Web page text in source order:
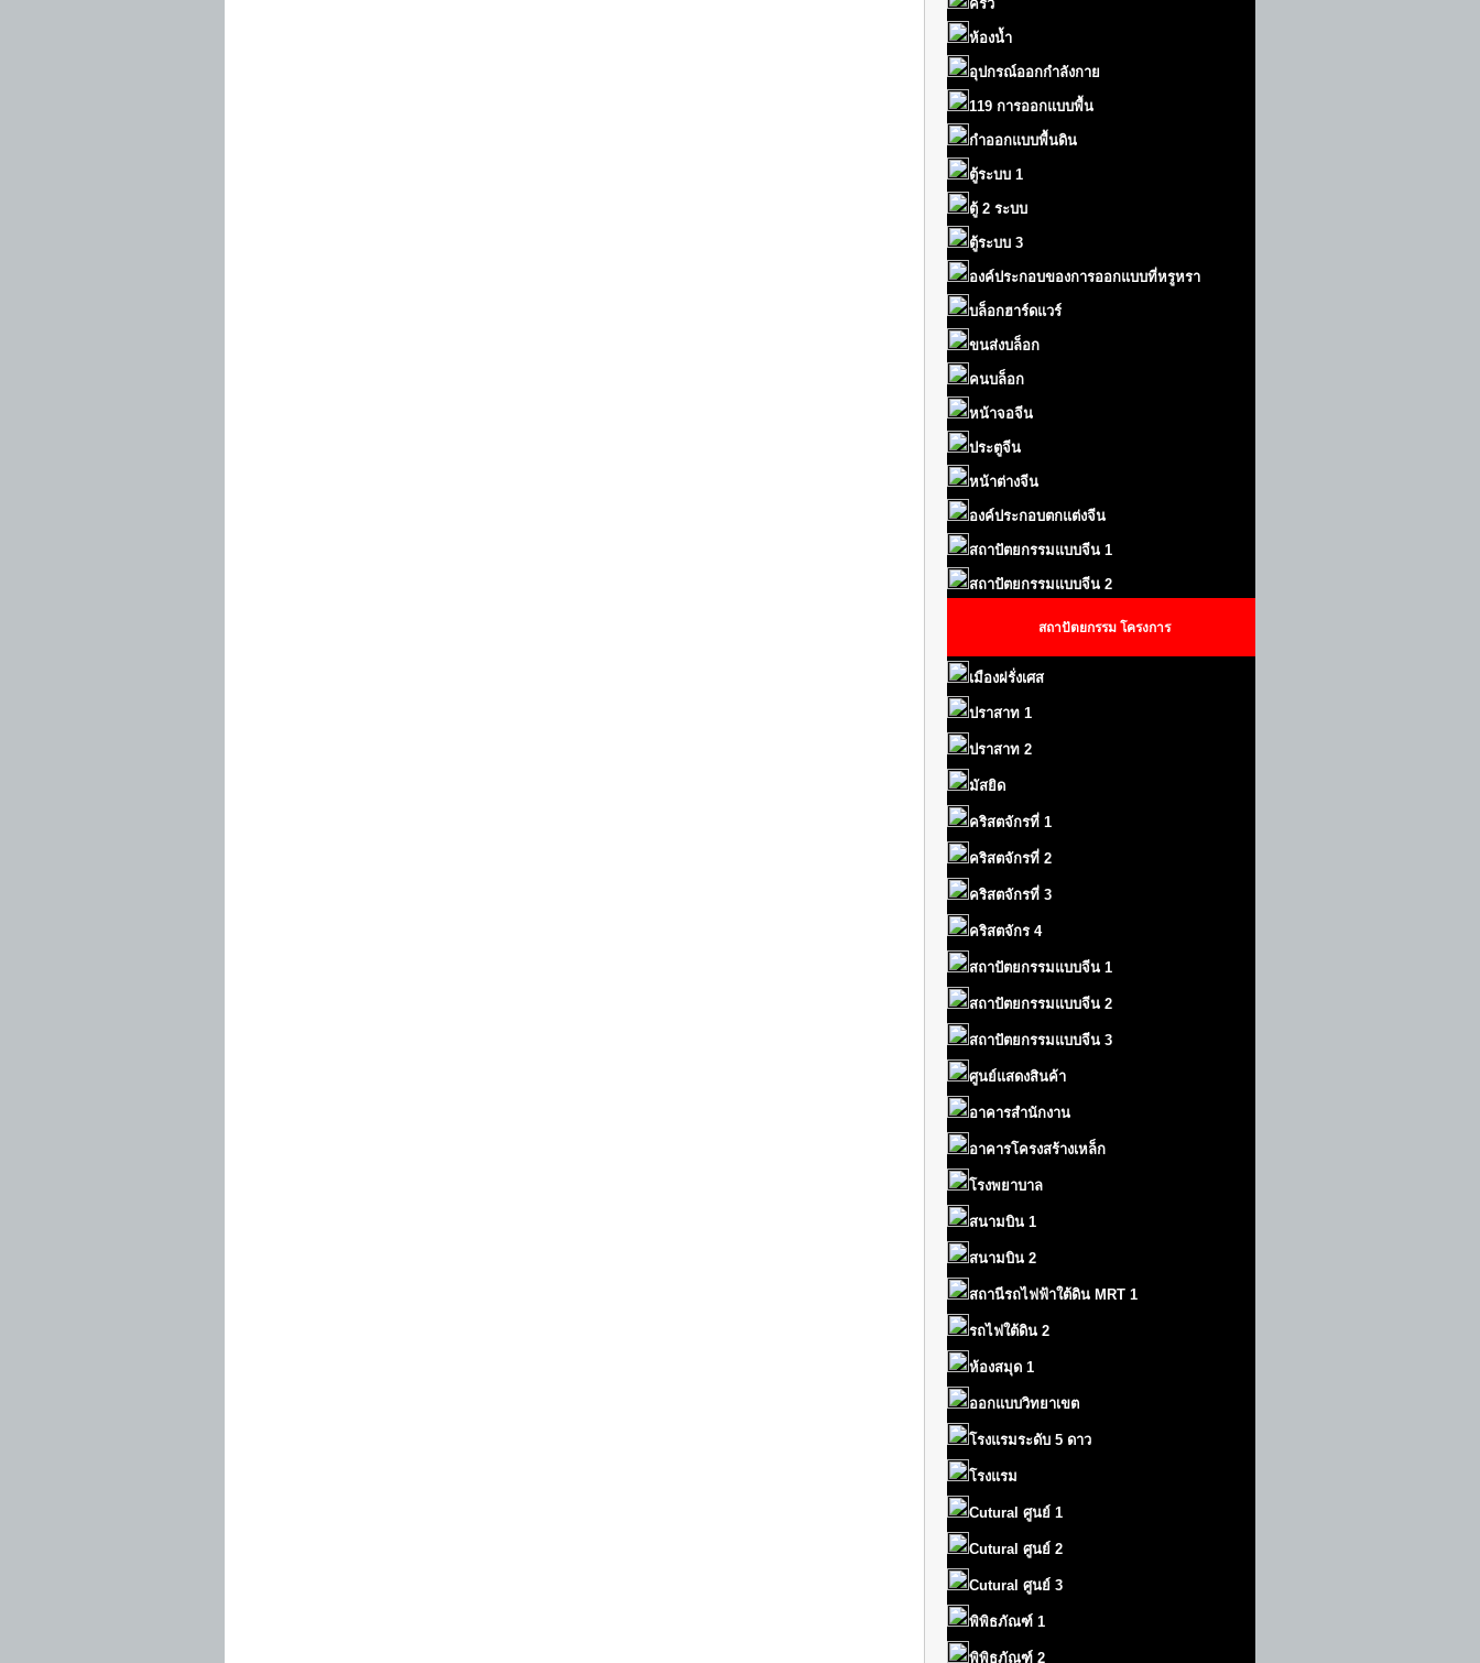
ครัว
ห้องน้ำ
อุปกรณ์ออกกำลังกาย
119 การออกแบบพื้น
กำออกแบบพื้นดิน
ตู้ระบบ 1
ตู้ 2 ระบบ
ตู้ระบบ 3
องค์ประกอบของการออกแบบที่หรูหรา
บล็อกฮาร์ดแวร์
ขนส่งบล็อก
คนบล็อก
หน้าจอจีน
ประตูจีน
หน้าต่างจีน
องค์ประกอบตกแต่งจีน
สถาปัตยกรรมแบบจีน 1
สถาปัตยกรรมแบบจีน 2
สถาปัตยกรรม โครงการ
เมืองฝรั่งเศส
ปราสาท 1
ปราสาท 2
มัสยิด
คริสตจักรที่ 1
คริสตจักรที่ 2
คริสตจักรที่ 3
คริสตจักร 4
สถาปัตยกรรมแบบจีน 1
สถาปัตยกรรมแบบจีน 2
สถาปัตยกรรมแบบจีน 3
ศูนย์แสดงสินค้า
อาคารสำนักงาน
อาคารโครงสร้างเหล็ก
โรงพยาบาล
สนามบิน 1
สนามบิน 2
สถานีรถไฟฟ้าใต้ดิน MRT 1
รถไฟใต้ดิน 2
ห้องสมุด 1
ออกแบบวิทยาเขต
โรงแรมระดับ 5 ดาว
โรงแรม
Cutural ศูนย์ 1
Cutural ศูนย์ 2
Cutural ศูนย์ 3
พิพิธภัณฑ์ 1
พิพิธภัณฑ์ 2